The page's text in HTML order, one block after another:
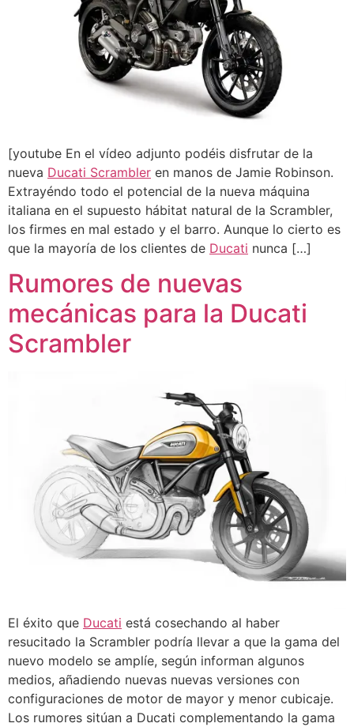
[youtube En el vídeo adjunto podéis disfrutar de la
nueva Ducati Scrambler en manos de Jamie Robinson.
Extrayéndo todo el potencial de la nueva máquina
italiana en el supuesto hábitat natural de la Scrambler,
los firmes en mal estado y el barro. Aunque lo cierto es
que la mayoría de los clientes de Ducati nunca […]
Rumores de nuevas
mecánicas para la Ducati
Scrambler
El éxito que Ducati está cosechando al haber
resucitado la Scrambler podría llevar a que la gama del
nuevo modelo se amplíe, según informan algunos
medios, añadiendo nuevas nuevas versiones con
configuraciones de motor de mayor y menor cubicaje.
Los rumores sitúan a Ducati complementando la gama